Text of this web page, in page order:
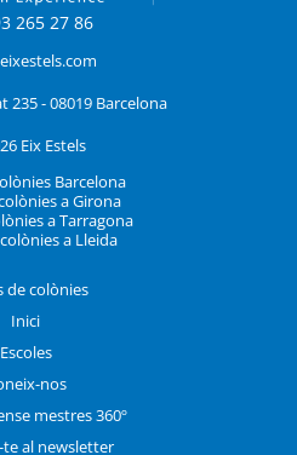
265 27 86
235 - 08019 Barcelona
Eix Estels
Barcelona
a Girona
a Tarragona
a Lleida
de colònies
Inici
Escoles
nos
mestres 360º
te al newsletter